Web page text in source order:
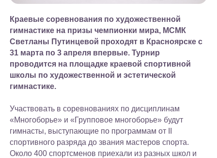
Краевые соревнования по художественной
гимнастике на призы чемпионки мира, МСМК
Светланы Путинцевой проходят в Красноярске с
31 марта по 3 апреля впервые. Турнир
проводится на площадке краевой спортивной
школы по художественной и эстетической
гимнастике.
Участвовать в соревнованиях по дисциплинам
«Многоборье» и «Групповое многоборье» будут
гимнасты, выступающие по программам от II
спортивного разряда до звания мастеров спорта.
Около 400 спортсменов приехали из разных школ и